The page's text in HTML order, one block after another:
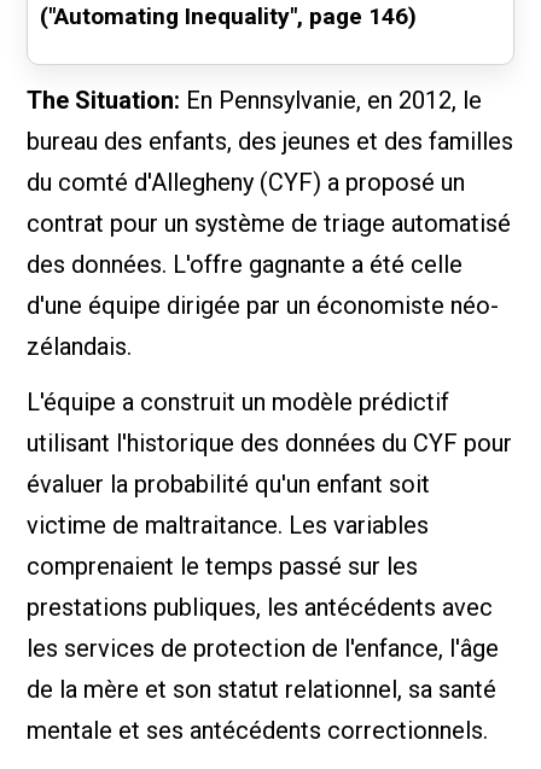
("Automating Inequality", page 146)
The Situation: En Pennsylvanie, en 2012, le
bureau des enfants, des jeunes et des familles
du comté d'Allegheny (CYF) a proposé un
contrat pour un système de triage automatisé
des données. L'offre gagnante a été celle
d'une équipe dirigée par un économiste néo-
zélandais.
L'équipe a construit un modèle prédictif
utilisant l'historique des données du CYF pour
évaluer la probabilité qu'un enfant soit
victime de maltraitance. Les variables
comprenaient le temps passé sur les
prestations publiques, les antécédents avec
les services de protection de l'enfance, l'âge
de la mère et son statut relationnel, sa santé
mentale et ses antécédents correctionnels.